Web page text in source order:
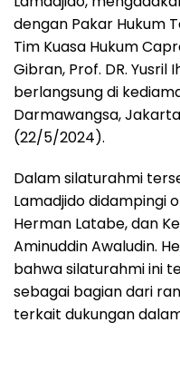
dengan Pakar Hukum
Tim Kuasa Hukum
Gibran, Prof. DR.
berlangsung di
Darmawangsa,
(22/5/2024).
Dalam silaturahmi
Lamadjido didampingi
Herman Latabe, dan
Aminuddin Awaludin.
bahwa silaturahmi ini
sebagai bagian dari
terkait dukungan